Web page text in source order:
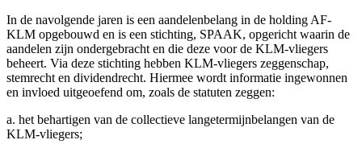
In de navolgende jaren is een aandelenbelang in de holding AF-
KLM opgebouwd en is een stichting, SPAAK, opgericht waarin de
aandelen zijn ondergebracht en die deze voor de KLM-vliegers
beheert. Via deze stichting hebben KLM-vliegers zeggenschap,
stemrecht en dividendrecht. Hiermee wordt informatie ingewonnen
en invloed uitgeoefend om, zoals de statuten zeggen:
a. het behartigen van de collectieve langetermijnbelangen van de
KLM-vliegers;